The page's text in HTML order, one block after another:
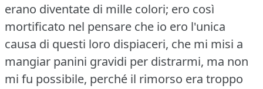
erano diventate di mille colori; ero così
mortificato nel pensare che io ero l'unica
causa di questi loro dispiaceri, che mi misi a
mangiar panini gravidi per distrarmi, ma non
mi fu possibile, perché il rimorso era troppo